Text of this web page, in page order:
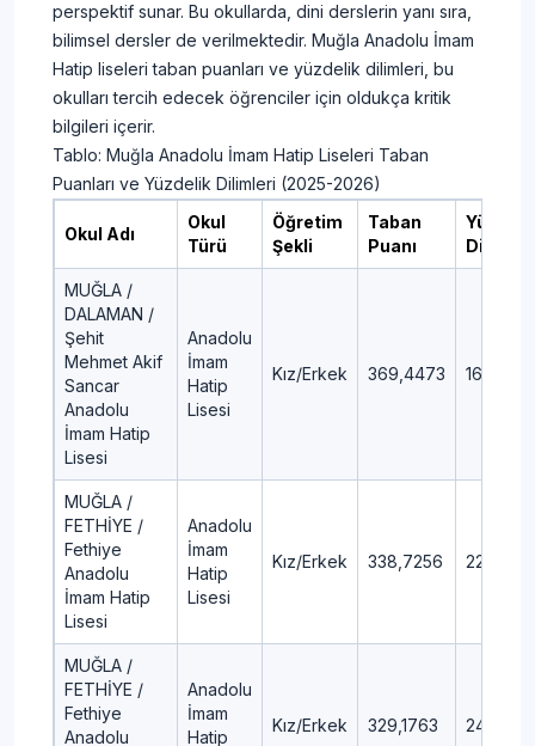
perspektif sunar. Bu okullarda, dini derslerin yanı sıra,
bilimsel dersler de verilmektedir. Muğla Anadolu İmam
Hatip liseleri taban puanları ve yüzdelik dilimleri, bu
okulları tercih edecek öğrenciler için oldukça kritik
bilgileri içerir.
Tablo: Muğla Anadolu İmam Hatip Liseleri Taban
Puanları ve Yüzdelik Dilimleri (2025-2026)
Okul Adı
Okul
Türü
Öğretim
Şekli
Taban
Puanı
Dilim
MUĞLA /
DALAMAN /
Şehit
Mehmet Akif
Sancar
Anadolu
İmam Hatip
Lisesi
Anadolu
İmam
Hatip
Lisesi
Kız/Erkek 369,4473 16,1
MUĞLA /
FETHİYE /
Fethiye
Anadolu
İmam Hatip
Lisesi
Anadolu
İmam
Hatip
Lisesi
Kız/Erkek 338,7256 22,27
MUĞLA /
FETHİYE /
Fethiye
Anadolu
Anadolu
İmam
Hatip
Kız/Erkek 329,1763 24,38